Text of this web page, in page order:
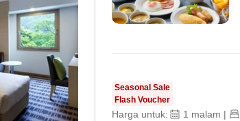
Seasonal Sale
Flash Voucher
Harga untuk: 1 malam |